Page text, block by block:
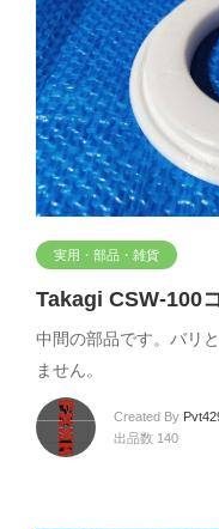
実用・部品・雑貨
Takagi CSW-100
中間の部品です。バリ
ません。
Created By
出品数 140